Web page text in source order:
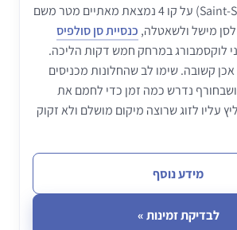
סולפיס (Saint-Sulpice) על קו 4 נמצאת מאתיים מטר משם
לסן מישל ולשאטלה, כנסיית סן סולפיס
לוקסמבורג במרחק חמש דקות הליכה.
קשובה. שימו לב שהחלונות מכניסים
נדרש כמה זמן כדי לחמם את
עליו לזוג שרוצה מיקום מושלם ולא זקוק
מידע נוסף
לבדיקת זמינות »